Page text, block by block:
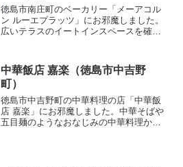
徳島市南庄町のベーカリー「メーアコル
ン ルーエプラッツ」にお邪魔しました。
広いテラスのイートインスペースを確保
ン」と、和洋折衷の「ごぼうフランス」
を頂きました！
中華飯店 嘉楽（徳島市中吉野
町）
徳島市中吉野町の中華料理の店「中華飯
店 嘉楽」にお邪魔しました。中華そばや
五目麺のようなおなじみの中華料理か